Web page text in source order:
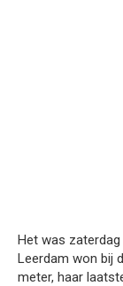
Het was
Leerdam won bij
meter, haar